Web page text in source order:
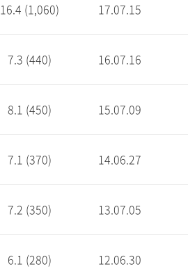
16.4 (1,060) 17.07.15
7.3 (440) 16.07.16
8.1 (450) 15.07.09
7.1 (370) 14.06.27
7.2 (350) 13.07.05
6.1 (280) 12.06.30